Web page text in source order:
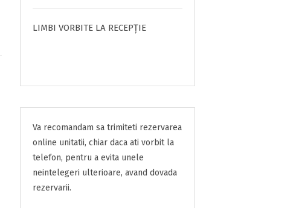
LIMBI VORBITE LA RECEPȚIE
Va recomandam sa trimiteti rezervarea
online unitatii, chiar daca ati vorbit la
telefon, pentru a evita unele
neintelegeri ulterioare, avand dovada
rezervarii.